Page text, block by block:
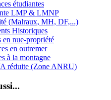
étudiantes
LMP & LMNP
(Malraux, MH, DF,...)
Historiques
en nue-propriété
en outremer
à la montagne
réduite (Zone ANRU)